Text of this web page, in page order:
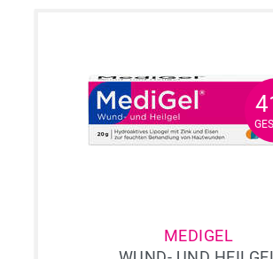
MEDIGEL